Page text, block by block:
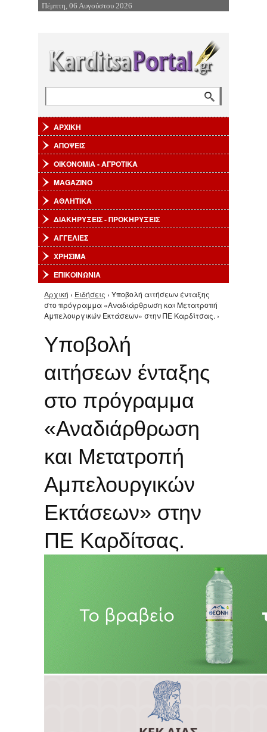
Επιστροφή στην Πλοήγηση
Πέμπτη, 06 Αυγούστου 2026
ΑΡΧΙΚΗ
ΑΠΟΨΕΙΣ
ΟΙΚΟΝΟΜΙΑ - ΑΓΡΟΤΙΚΑ
MAGAZINO
ΑΘΛΗΤΙΚΑ
ΔΙΑΚΗΡΥΞΕΙΣ - ΠΡΟΚΗΡΥΞΕΙΣ
ΑΓΓΕΛΙΕΣ
ΧΡΗΣΙΜΑ
ΕΠΙΚΟΙΝΩΝΙΑ
Είστε εδώ
Αρχική › Ειδήσεις › Υποβολή αιτήσεων ένταξης
στο πρόγραμμα «Αναδιάρθρωση και Μετατροπή
Αμπελουργικών Εκτάσεων» στην ΠΕ Καρδίτσας. ›
Υποβολή
αιτήσεων ένταξης
στο πρόγραμμα
«Αναδιάρθρωση
και Μετατροπή
Αμπελουργικών
Εκτάσεων» στην
ΠΕ Καρδίτσας.